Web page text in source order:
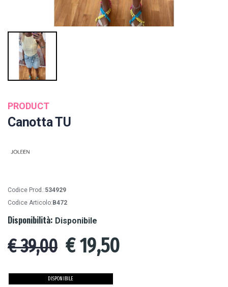
PRODUCT
Canotta TU
Codice Prod.:534929
Codice Articolo: B472
Disponibilità: Disponibile
€ 39,00 €19,50
DISPONIBILE